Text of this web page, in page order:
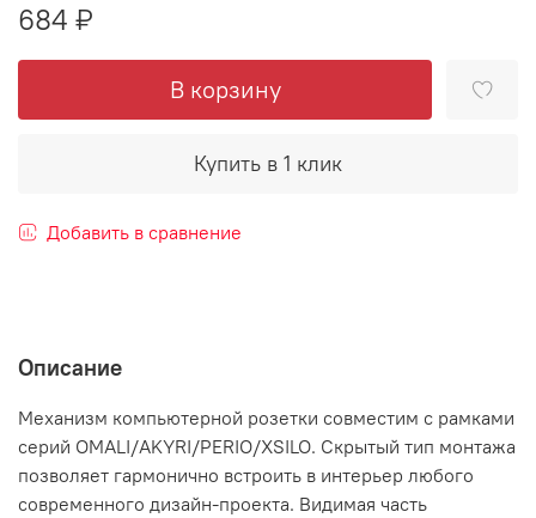
684 ₽
В корзину
Купить в 1 клик
Добавить в сравнение
Описание
Механизм компьютерной розетки совместим с рамками
серий OMALI/AKYRI/PERIO/XSILO. Скрытый тип монтажа
позволяет гармонично встроить в интерьер любого
современного дизайн-проекта. Видимая часть